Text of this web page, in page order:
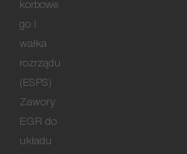
korbowe
go i
wałka
rozrządu
(ESPS)
Zawory
EGR do
układu